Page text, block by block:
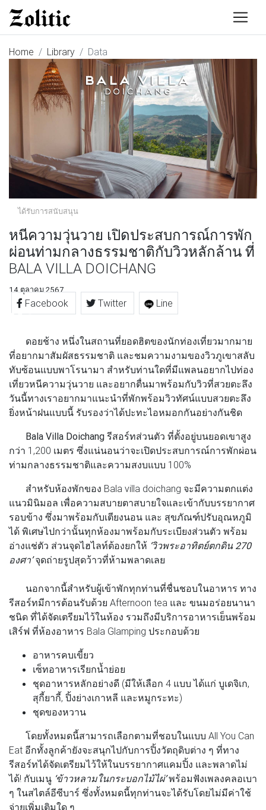
Home Library Data
ได้รับการสนับสนุน
หนีความวุ่นวาย เปิดประสบการณ์การพัก
ผ่อนท่ามกลางธรรมชาติกับวิวหลักล้าน ที่
BALA VILLA DOICHANG
14 ตุลาคม 2567
Facebook Twitter Line
ดอยช้าง หนึ่งในสถานที่ยอดฮิตของนักท่องเที่ยวมากมาย
ที่อยากมาสัมผัสธรรมชาติ และชมความงามของวิวภูเขาสลับ
ทับซ้อนแบบพาโรนามา สำหรับท่านใดที่มีแพลนอยากไปท่อง
เที่ยวหนีความวุ่นวาย และอยากตื่นมาพร้อมกับวิวที่สวยตะลึง
วันนี้ทางเราอยากมาแนะนำที่พักพร้อมวิวทัศน์แบบสวยตะลึง
ยิ่งหน้าฝนแบบนี้ รับรองว่าได้ปะทะไอหมอกกันอย่างกันชิด
Bala Villa Doichang รีสอร์ทส่วนตัว ที่ตั้งอยู่บนยอดเขาสูง
กว่า 1,200 เมตร ซึ่งแน่นอนว่าจะเปิดประสบการณ์การพักผ่อน
ท่ามกลางธรรมชาติและความสงบแบบ 100%
สำหรับห้องพักของ Bala villa doichang จะมีความตกแต่ง
แนวมินิมอล เพื่อความสบายตาสบายใจและเข้ากับบรรยากาศ
รอบข้าง ซึ่งมาพร้อมกับเตียงนอน และ สุขภัณฑ์ปรับอุณหภูมิ
ได้ พิเศษไปกว่านั้นทุกห้องมาพร้อมกับระเบียงส่วนตัว พร้อม
อ่างแช่ตัว ส่วนจุดไฮไลท์ต้องยกให้ ‘วิวพระอาทิตย์ตกดิน 270
องศา’จุดถ่ายรูปสุดว้าวที่ห้ามพลาดเลย
นอกจากนี้สำหรับผู้เข้าพักทุกท่านที่ชื่นชอบในอาหาร ทาง
รีสอร์ทมีการต้อนรับด้วย Afternoon tea และ ขนมอร่อยนานา
ชนิด ที่ได้จัดเตรียมไว้ในห้อง รวมถึงมีบริการอาหารเย็นพร้อม
เสิร์ฟ ที่ห้องอาหาร Bala Glamping ประกอบด้วย
อาหารคบเขี้ยว
เซ็ทอาหารเรียกน้ำย่อย
ชุดอาหารหลักอย่างดี (มีให้เลือก 4 แบบ ได้แก่ บูเดจิเก,
สุกี้ยากี้, ปิ้งย่างเกาหลี และหมูกระทะ)
ชุดของหวาน
โดยทั้งหมดนี้สามารถเลือกตามที่ชอบในแบบ All You Can
Eat อีกทั้งลูกค้ายังจะสนุกไปกับการปิ้งวัตถุดิบต่าง ๆ ที่ทาง
รีสอร์ทได้จัดเตรียมไว้ให้ในบรรยากาศแคมปิ้ง และพลาดไม่
ได้! กับเมนู ‘ข้าวหลามในกระบอกไม้ไผ่’ พร้อมฟังเพลงคลอเบา
ๆ ในสไตล์อีซีบาร์ ซึ่งทั้งหมดนี้ทุกท่านจะได้รับโดยไม่มีค่าใช้
จ่ายเพิ่มเติมใด ๆ